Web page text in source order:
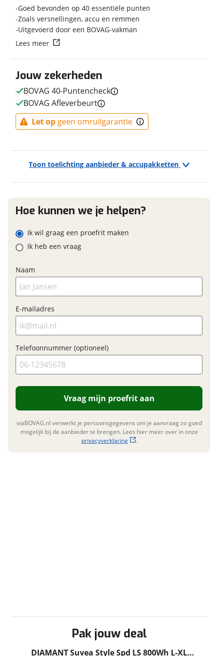
Transmissie
Naaf
Aandrijving
Trapas
Framemateriaal
Gewicht
31 kg
Kleur
Type remsysteem voor
Schijfrem
Model remsysteem voor
Hydraulische schijfrem
met vier zuigers, Magura
Magura Gusta
Type primair remsysteem
Schijfrem
Model primair remsysteem
Hydraulische schijfrem
met vier zuigers, Magura
Gustav Elite voor ABS //
Magura Gusta
E-bike
Motormerk
Bosch
Type aandrijving
Financieel
Prijs
BTW/marge
Nieuwprijs
€ 6.899,-
Toon toelichting aanbieder & accupakketten
Pak jouw deal
DIAMANT Suvea Style Spd LS 800Wh L-XL
Vraag mijn reservering aan
goed mogelijk bij de aanbieder te brengen. Lees hier meer
Jouw zekerheden
BOVAG 40-Puntencheck
BOVAG Afleverbeurt
Let op geen omruilgarantie
Goed bevonden op 40 essentiële punten
Zoals versnellingen, accu en remmen
Uitgevoerd door een BOVAG-vakman
Lees meer
Hoe kunnen we je helpen?
Ik wil graag een proefrit maken
Ik heb een vraag
Naam
E-mailadres
Telefoonnummer (optioneel)
Vraag mijn proefrit aan
viaBOVAG.nl verwerkt je persoonsgegevens om je aanvraag zo goed
mogelijk bij de aanbieder te brengen. Lees hier meer over in onze
privacyverklaring
.